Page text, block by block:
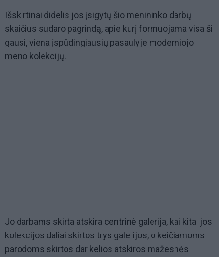
Išskirtinai didelis jos įsigytų šio menininko darbų
skaičius sudaro pagrindą, apie kurį formuojama visa ši
gausi, viena įspūdingiausių pasaulyje moderniojo
meno kolekcijų.
Jo darbams skirta atskira centrinė galerija, kai kitai jos
kolekcijos daliai skirtos trys galerijos, o keičiamoms
parodoms skirtos dar kelios atskiros mažesnės